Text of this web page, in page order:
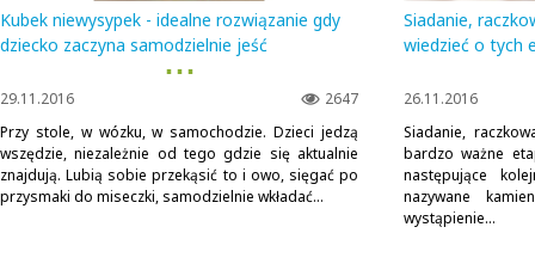
Kubek niewysypek - idealne rozwiązanie gdy
dziecko zaczyna samodzielnie jeść
▪ ▪ ▪
2647
29.11.2016
Przy stole, w wózku, w samochodzie. Dzieci jedzą
wszędzie, niezależnie od tego gdzie się aktualnie
znajdują. Lubią sobie przekąsić to i owo, sięgać po
przysmaki do miseczki, samodzielnie wkładać...
Siadanie,
wiedzieć o tych
26.11.2016
Siadanie,
bardzo ważne
następujące
nazywane
wystąpienie...